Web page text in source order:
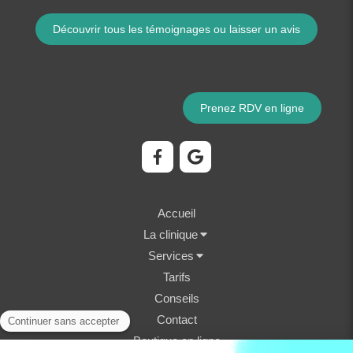
Découvrir tous les témoignages ou laisser un avis
Prenez RDV en ligne
Accueil
La clinique
Services
Tarifs
Conseils
Contact
Boutique en ligne